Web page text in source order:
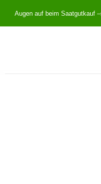
Augen auf beim Saatgutkauf –